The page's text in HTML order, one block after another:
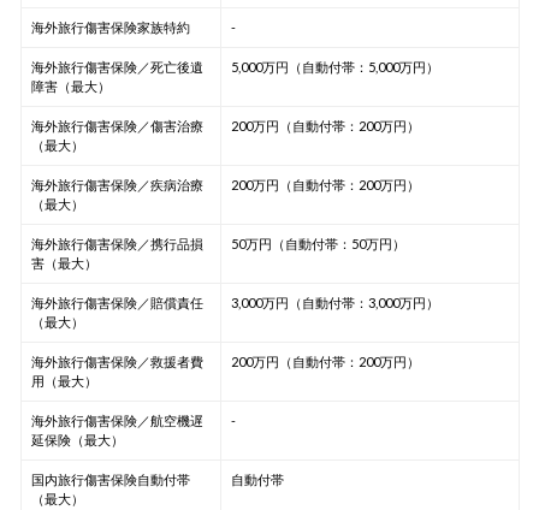
海外旅行傷害保険家族特約 -
海外旅行傷害保険／死亡後遺
障害（最大）
5,000万円（自動付帯：5,000万円）
海外旅行傷害保険／傷害治療
（最大）
200万円（自動付帯：200万円）
海外旅行傷害保険／疾病治療
（最大）
200万円（自動付帯：200万円）
海外旅行傷害保険／携行品損
害（最大）
50万円（自動付帯：50万円）
海外旅行傷害保険／賠償責任
（最大）
3,000万円（自動付帯：3,000万円）
海外旅行傷害保険／救援者費
用（最大）
200万円（自動付帯：200万円）
海外旅行傷害保険／航空機遅
延保険（最大）
-
国内旅行傷害保険自動付帯
（最大）
自動付帯